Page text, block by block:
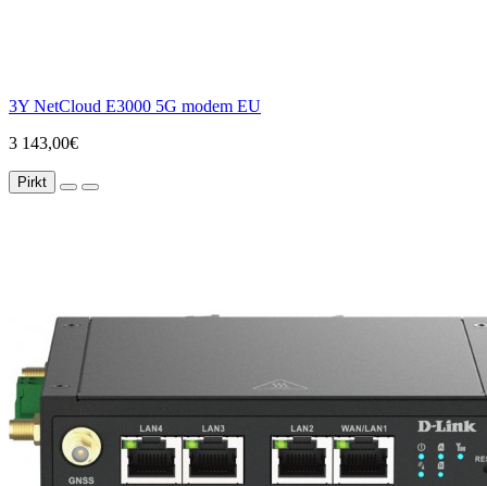
3Y NetCloud E3000 5G modem EU
3 143,00€
Pirkt